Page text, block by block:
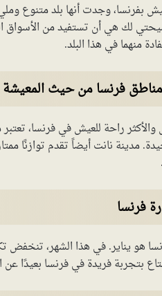
بفرنسا، وجدت أنها بلد متنوع
لك هي أن تستفيد من الأسواق
منهما في هذا البلد.
فرنسا من حيث المعيشة
راحة للعيش في فرنسا،
مدينة نانت أيضاً تقدم توازنًا
فرنسا
هو يناير. في هذا الشهر، تنخفض
بتجربة فريدة في فرنسا بعيدًا عن